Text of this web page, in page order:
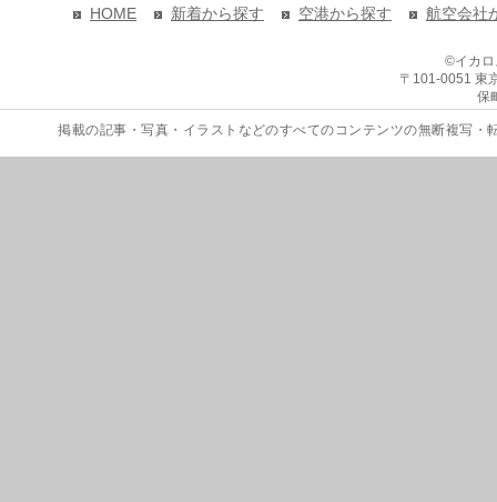
HOME 新着から探す 空港から探す 航空会社
©イカ
〒101-0051 東
保
掲載の記事・写真・イラストなどのすべてのコンテンツの無断複